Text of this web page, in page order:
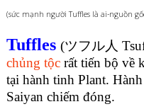
(sức mạnh người Tuffles là ai-nguồn
Tuffles (ツフル人
chủng tộcrất tiến bộ về
tại hành tinh Plant.
Saiyan chiếm đóng.